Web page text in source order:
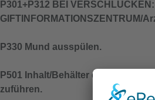
P301+P312 BEI
GIFTINFORMATIONSZENTRUM/
P330 Mund ausspülen.
P501 Inhalt/Behälter
zuführen.